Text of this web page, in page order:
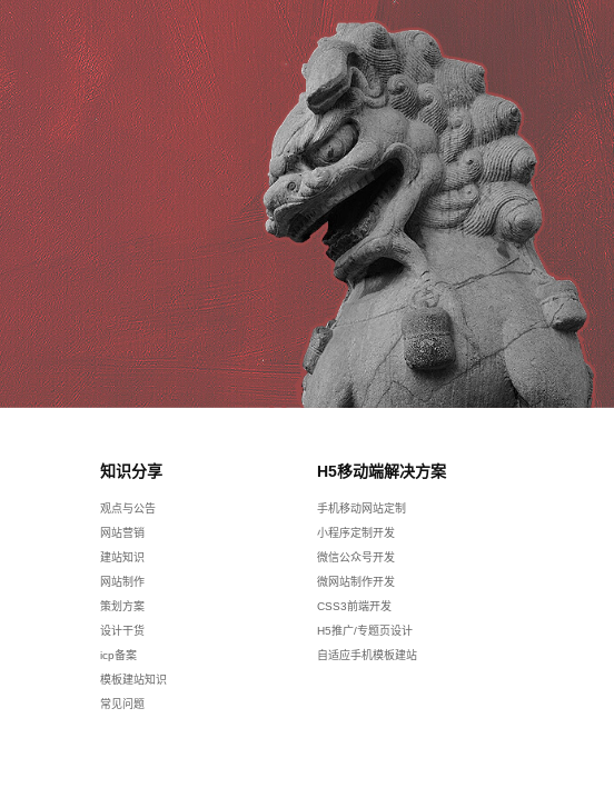
知识分享
观点与公告
网站营销
建站知识
网站制作
策划方案
设计干货
icp备案
模板建站知识
常见问题
H5移动端解决方案
手机移动网站定制
小程序定制开发
微信公众号开发
微网站制作开发
CSS3前端开发
H5推广/专题页设计
自适应手机模板建站